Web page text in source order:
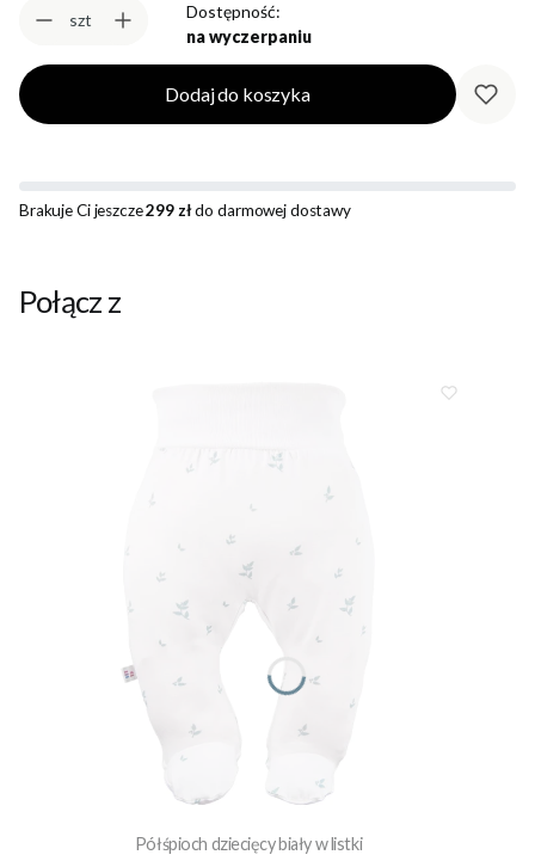
szt
Dostępność:
na wyczerpaniu
Dodaj do koszyka
Brakuje Ci jeszcze299 złdo darmowej dostawy
Połącz z
Półśpioch dziecięcy biały w listki